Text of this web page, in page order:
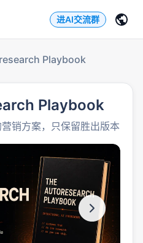
进AI交流群
Playbook
Playbook
销方案，只保留胜出版本